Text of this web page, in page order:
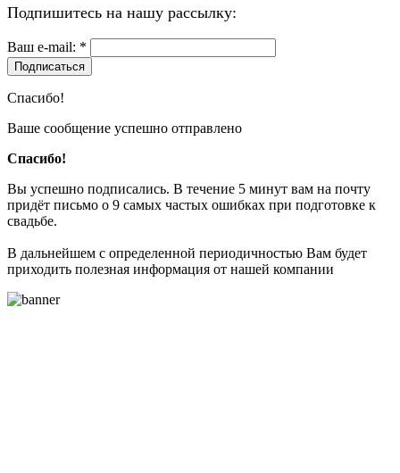
Подпишитесь на нашу рассылку:
Ваш e-mail: *
Подписаться
Спасибо!
Ваше сообщение успешно отправлено
Спасибо!
Вы успешно подписались. В течение 5 минут вам на почту
придёт письмо о 9 самых частых ошибках при подготовке к
свадьбе.
В дальнейшем с определенной периодичностью Вам будет
приходить полезная информация от нашей компании